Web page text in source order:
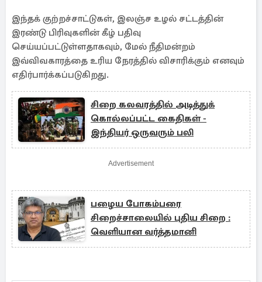
இந்தக் குற்றச்சாட்டுகள், இலஞ்ச உழல் சட்டத்தின்
இரண்டு பிரிவுகளின் கீழ் பதிவு
செய்யப்பட்டுள்ளதாகவும், மேல் நீதிமன்றம்
இவ்விவகாரத்தை உரிய நேரத்தில் விசாரிக்கும் எனவும்
எதிர்பார்க்கப்படுகிறது.
சிறை கலவரத்தில் அடித்துக்
கொல்லப்பட்ட கைதிகள் -
இந்தியர் ஒருவரும் பலி
Advertisement
பழைய போகம்பரை
சிறைச்சாலையில் புதிய சிறை :
வெளியான வர்த்தமானி